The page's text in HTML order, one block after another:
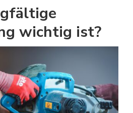
RATGEBER
UND
wichtig ist?